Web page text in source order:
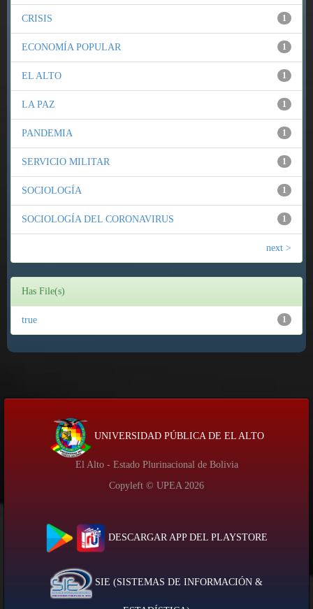
1
CRISIS
1
ECONOMÍA POPULAR
1
EL ALTO
1
LA PAZ
1
PANDEMIA
1
SERVICIO MILITAR
1
SOCIOLOGÍA
1
SOCIOLOGÍA DEL CORONAVIRUS
next >
Has File(s)
1
true
UNIVERSIDAD PÚBLICA DE EL ALTO
El Alto - Estado Plurinacional de Bolivia
Copyleft © UPEA 2026
DESCARGAR APP DEL PLAYSTORE
SIE (SISTEMAS DE INFORMACIÓN &